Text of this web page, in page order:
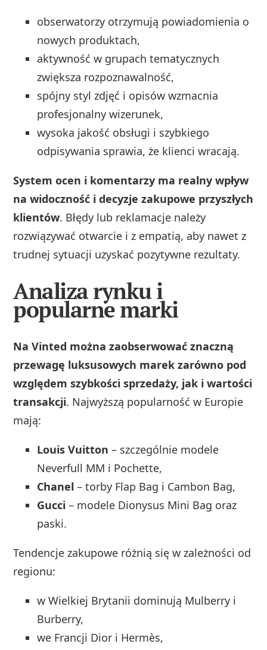
obserwatorzy otrzymują powiadomienia o
nowych produktach,
aktywność w grupach tematycznych
zwiększa rozpoznawalność,
spójny styl zdjęć i opisów wzmacnia
profesjonalny wizerunek,
wysoka jakość obsługi i szybkiego
odpisywania sprawia, że klienci wracają.
System ocen i komentarzy ma realny wpływ
na widoczność i decyzje zakupowe przyszłych
klientów. Błędy lub reklamacje należy
rozwiązywać otwarcie i z empatią, aby nawet z
trudnej sytuacji uzyskać pozytywne rezultaty.
Analiza rynku i
popularne marki
Na Vinted można zaobserwować znaczną
przewagę luksusowych marek zarówno pod
względem szybkości sprzedaży, jak i wartości
transakcji. Najwyższą popularność w Europie
mają:
Louis Vuitton – szczególnie modele
Neverfull MM i Pochette,
Chanel – torby Flap Bag i Cambon Bag,
Gucci – modele Dionysus Mini Bag oraz
paski.
Tendencje zakupowe różnią się w zależności od
regionu:
w Wielkiej Brytanii dominują Mulberry i
Burberry,
we Francji Dior i Hermès,